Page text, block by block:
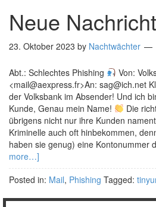
Neue Nachricht
23. Oktober 2023 by Nachtwächter
Abt.: Schlechtes Phishing
Von:
<mail@aexpress.fr>An: sag@ich.net
der Volksbank im Absender! Und ich
Kunde, Genau mein Name!
Die
übrigens nicht nur ihre Kunden
Kriminelle auch oft hinbekommen,
haben sie genug) eine Kontonummer
more…]
Posted in: Mail, Phishing Tagged: